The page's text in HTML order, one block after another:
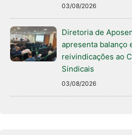
03/08/2026
Diretoria de
apresenta balanço
reivindicações ao
Sindicais
03/08/2026